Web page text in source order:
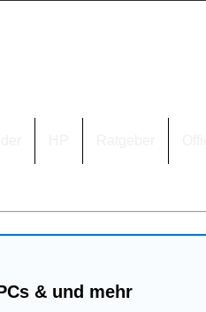
& und mehr